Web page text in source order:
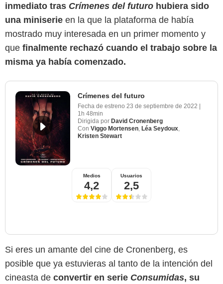
inmediato tras Crímenes del futuro hubiera sido
una miniserie en la que la plataforma de había
mostrado muy interesada en un primer momento y
que finalmente rechazó cuando el trabajo sobre la
misma ya había comenzado.
Crímenes del futuro
Fecha de estreno 23 de septiembre de 2022 |
1h 48min
Dirigida por David Cronenberg
Con Viggo Mortensen Léa Seydoux
Kristen Stewart
Medios
4,2
Usuarios
2,5
Si eres un amante del cine de Cronenberg, es
posible que ya estuvieras al tanto de la intención del
cineasta de convertir en serie Consumidas, su